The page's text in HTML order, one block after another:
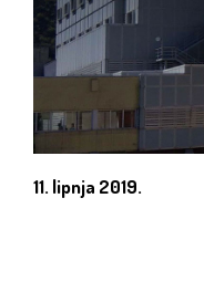
11. lipnja 2019.